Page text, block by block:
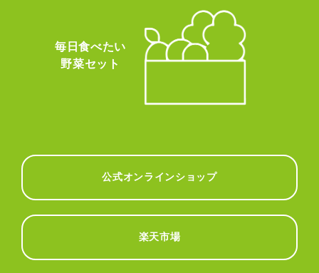
毎日食べたい
野菜セット
公式オンラインショップ
楽天市場